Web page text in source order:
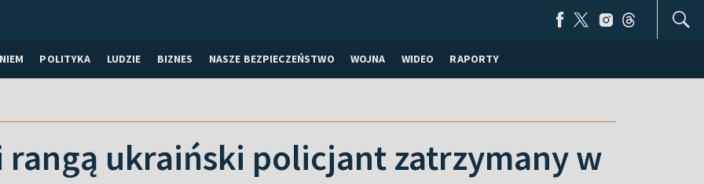
POLITYKA LUDZIE BIZNES NASZE BEZPIECZEŃSTWO WOJNA WIDEO RAPORTY
rangą ukraiński policjant zatrzymany w